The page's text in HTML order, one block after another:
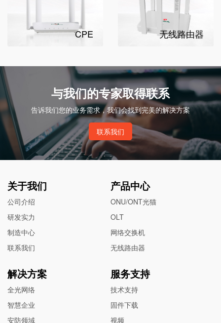
CPE 无线路由器
与我们的专家取得联系
告诉我们您的业务需求，我们会找到完美的解决方案
联系我们
关于我们
公司介绍
研发实力
制造中心
联系我们
产品中心
ONU/ONT光猫
OLT
网络交换机
无线路由器
解决方案
全光网络
智慧企业
安防领域
服务支持
技术支持
固件下载
视频